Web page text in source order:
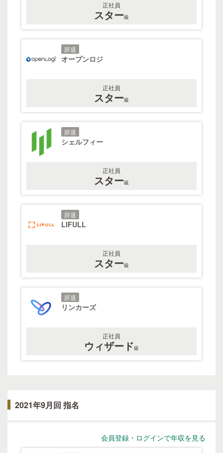
正社員
スター級
辞退
オープンロジ
正社員
スター級
辞退
シェルフィー
正社員
スター級
辞退
LIFULL
正社員
スター級
辞退
リンカーズ
正社員
ウィザード級
2021年9月回 指名
会員登録・ログインで年収を見る